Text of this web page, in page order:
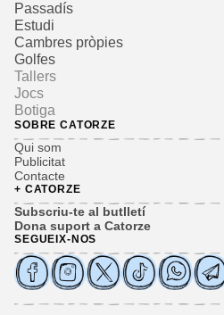
Passadís
Estudi
Cambres pròpies
Golfes
Tallers
Jocs
Botiga
SOBRE CATORZE
Qui som
Publicitat
Contacte
+ CATORZE
Subscriu-te al butlletí
Dona suport a Catorze
SEGUEIX-NOS